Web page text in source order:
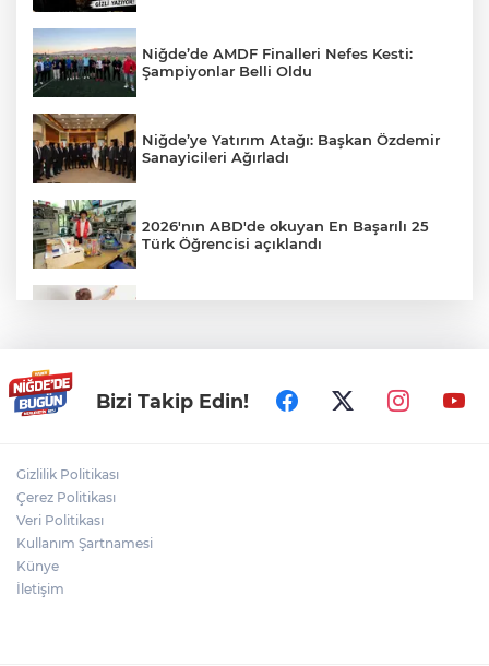
Niğde’de AMDF Finalleri Nefes Kesti:
Şampiyonlar Belli Oldu
Niğde’ye Yatırım Atağı: Başkan Özdemir
Sanayicileri Ağırladı
2026'nın ABD'de okuyan En Başarılı 25
Türk Öğrencisi açıklandı
Niğde Aladağlar’da yaralanan vatandaş
helikopterle kurtarıldı
Bizi Takip Edin!
Gizlilik Politikası
Çerez Politikası
Veri Politikası
Kullanım Şartnamesi
Künye
İletişim